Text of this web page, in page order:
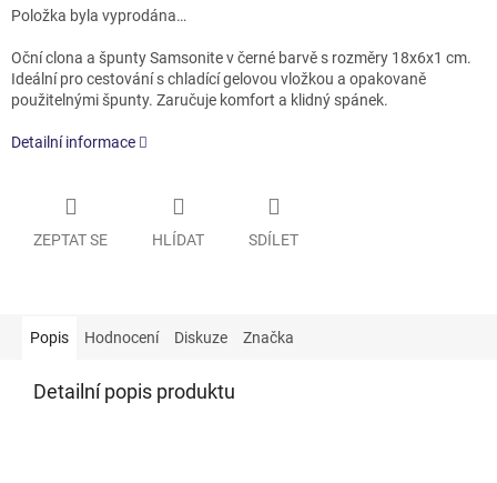
Položka byla vyprodána…
Oční clona a špunty Samsonite v černé barvě s rozměry 18x6x1 cm.
Ideální pro cestování s chladící gelovou vložkou a opakovaně
použitelnými špunty. Zaručuje komfort a klidný spánek.
Detailní informace
ZEPTAT SE HLÍDAT SDÍLET
Popis Hodnocení Diskuze Značka
Detailní popis produktu